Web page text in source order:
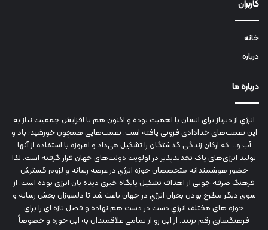
کاربران
خانه
درباره
درباره ما
انرژي‌ از دیرباز برای انسان با اهمیت بوده و اکنون هم با افزایش جمعیت نیاز به
این نعمت‌های خدادادی فزونی یافته است. نعمت‌هایی همچون خورشید، باد و
آب و... که ارکان زندگی گذشتگان را تشکیل می‌داد و امروزه با استفاده از آنها
تولید انرژی‌های پاک تجدیدپذیر در اولویت دولت‌های جهان قرار گرفته است. لذا
حضور هوشمندانه متخصصان حوزه انرژي در عرصه رسانه و لزوم گسترش
فرهنگ صرفه جویی از اهداف تشکیل پایگاه خبری دیده بان انرژی بوده است. از
سوی دیگر مطرح بودن بحران انرژي در جهان باعث شد تا دلسوزان بخش رسانه و
حوزه های مختلف انرژي دست در دست هم نهاده و فصل تازه ای را برای
فرهنگسازی رقم بزنند. از این رو از تمامی علاقمندان به این حوزه و خصوصاً